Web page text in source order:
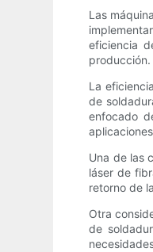
Las
eficiencia
producción.
La
de
enfocado
Una de las
láser de
retorno de
Otra
de